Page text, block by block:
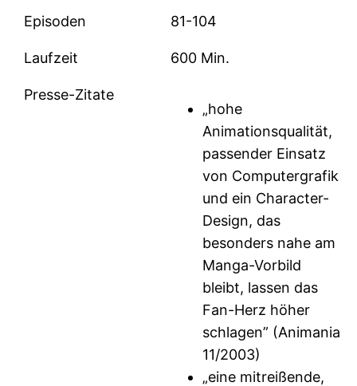
Episoden 81-104
Laufzeit 600 Min.
Presse-Zitate
„hohe
Animationsqualität,
passender Einsatz
von Computergrafik
und ein Character-
Design, das
besonders nahe am
Manga-Vorbild
bleibt, lassen das
Fan-Herz höher
schlagen” (Animania
11/2003)
„eine mitreißende,